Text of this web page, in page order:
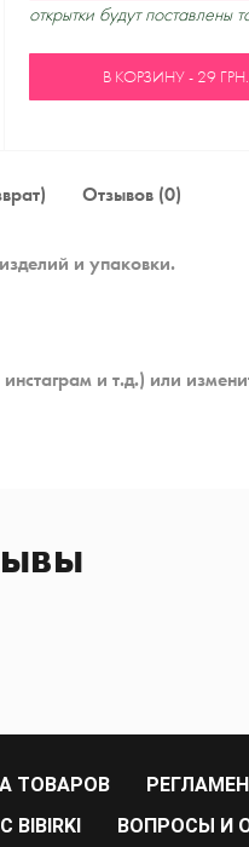
открытки будут поставлены
В КОРЗИНУ - 29 ГРН.
Отзывов (0)
и упаковки.
и т.д.) или
ТОВАРОВ
ВОПРОСЫ И